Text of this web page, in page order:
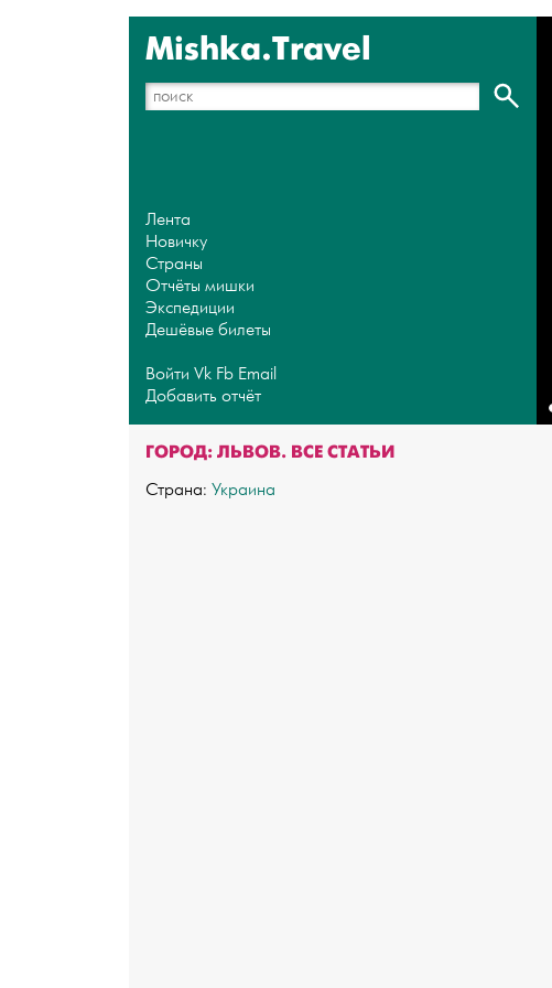
Mishka.Travel
Лента
Новичку
Страны
Отчёты мишки
Экспедиции
Дешёвые билеты
Войти Vk Fb Email
Добавить отчёт
ГОРОД: ЛЬВОВ. ВСЕ СТАТЬИ
Страна: Украина